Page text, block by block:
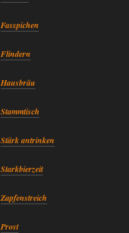
Fasspichen
Flindern
Hausbräu
Stammtisch
Stärk antrinken
Starkbierzeit
Zapfenstreich
Prost